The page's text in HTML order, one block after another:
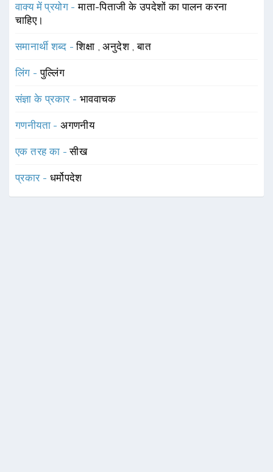
वाक्य में प्रयोग -माता-पिताजी के उपदेशों का पालन करना
चाहिए।
समानार्थी शब्द -शिक्षा ,अनुदेश ,बात
लिंग -पुल्लिंग
संज्ञा के प्रकार - भाववाचक
गणनीयता -अगणनीय
एक तरह का -सीख
प्रकार - धर्मोपदेश